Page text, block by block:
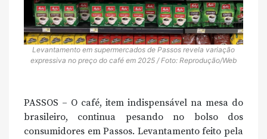
Levantamento em supermercados de Passos revela variação
expressiva no preço do café em 2025 / Foto: Reprodução/Web
PASSOS – O café, item indispensável na mesa do
brasileiro, continua pesando no bolso dos
consumidores em Passos. Levantamento feito pela